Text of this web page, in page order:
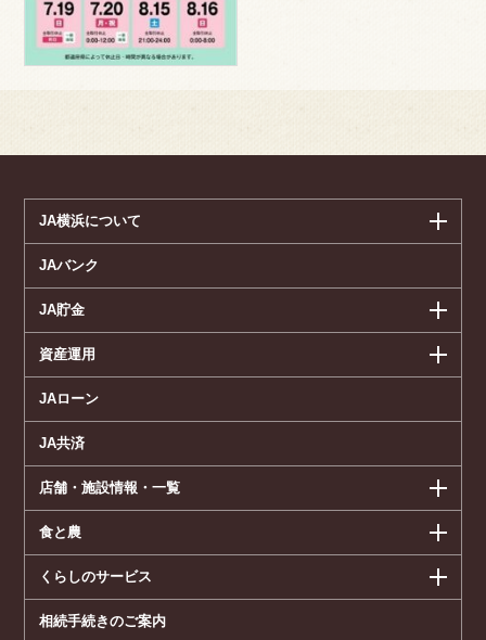
JA横浜について
JAバンク
JA貯金
資産運用
JAローン
JA共済
店舗・施設情報・一覧
食と農
くらしのサービス
相続手続きのご案内